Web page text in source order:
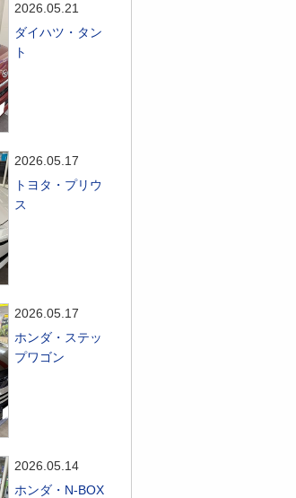
2026.05.21
ダイハツ・タン
ト
2026.05.17
トヨタ・プリウ
ス
2026.05.17
ホンダ・ステッ
プワゴン
2026.05.14
ホンダ・N-BOX